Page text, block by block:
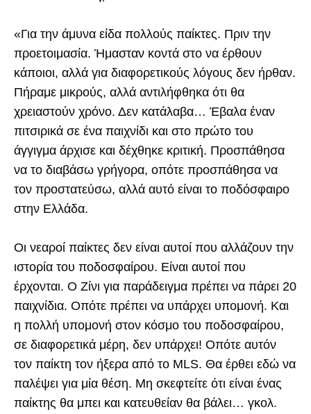
«Για την άμυνα είδα πολλούς παίκτες. Πριν την
προετοιμασία. Ήμασταν κοντά στο να έρθουν
κάποιοι, αλλά για διαφορετικούς λόγους δεν ήρθαν.
Πήραμε μικρούς, αλλά αντιλήφθηκα ότι θα
χρειαστούν χρόνο. Δεν κατάλαβα… Έβαλα έναν
πιτσιρικά σε ένα παιχνίδι και στο πρώτο του
άγγιγμα άρχισε και δέχθηκε κριτική. Προσπάθησα
να το διαβάσω γρήγορα, οπότε προσπάθησα να
τον προστατεύσω, αλλά αυτό είναι το ποδόσφαιρο
στην Ελλάδα.
Οι νεαροί παίκτες δεν είναι αυτοί που αλλάζουν την
ιστορία του ποδοσφαίρου. Είναι αυτοί που
έρχονται. Ο Ζίνι για παράδειγμα πρέπει να πάρει 20
παιχνίδια. Οπότε πρέπει να υπάρχει υπομονή. Και
η πολλή υπομονή στον κόσμο του ποδοσφαίρου,
σε διαφορετικά μέρη, δεν υπάρχει! Οπότε αυτόν
τον παίκτη τον ήξερα από το MLS. Θα έρθει εδώ να
παλέψει για μία θέση. Μη σκεφτείτε ότι είναι ένας
παίκτης θα μπει και κατευθείαν θα βάλει… γκολ.